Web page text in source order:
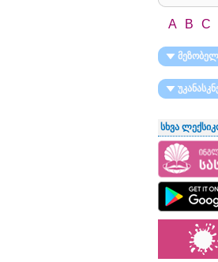
A B C
სხვა